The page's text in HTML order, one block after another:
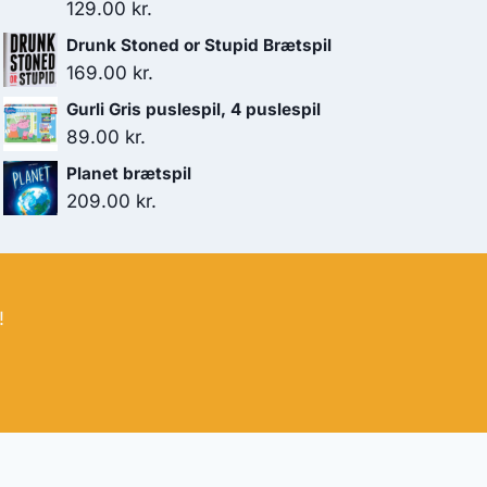
129.00 kr.
Drunk Stoned or Stupid Brætspil
169.00 kr.
Gurli Gris puslespil, 4 puslespil
89.00 kr.
Planet brætspil
209.00 kr.